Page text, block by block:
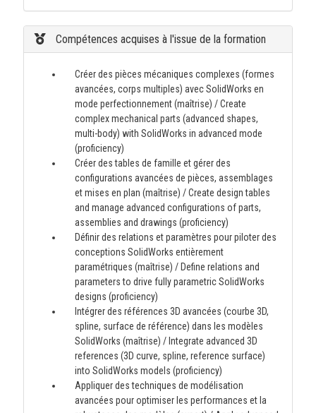
Compétences acquises à l'issue de la formation
Créer des pièces mécaniques complexes (formes
avancées, corps multiples) avec SolidWorks en
mode perfectionnement (maîtrise) / Create
complex mechanical parts (advanced shapes,
multi-body) with SolidWorks in advanced mode
(proficiency)
Créer des tables de famille et gérer des
configurations avancées de pièces, assemblages
et mises en plan (maîtrise) / Create design tables
and manage advanced configurations of parts,
assemblies and drawings (proficiency)
Définir des relations et paramètres pour piloter des
conceptions SolidWorks entièrement
paramétriques (maîtrise) / Define relations and
parameters to drive fully parametric SolidWorks
designs (proficiency)
Intégrer des références 3D avancées (courbe 3D,
spline, surface de référence) dans les modèles
SolidWorks (maîtrise) / Integrate advanced 3D
references (3D curve, spline, reference surface)
into SolidWorks models (proficiency)
Appliquer des techniques de modélisation
avancées pour optimiser les performances et la